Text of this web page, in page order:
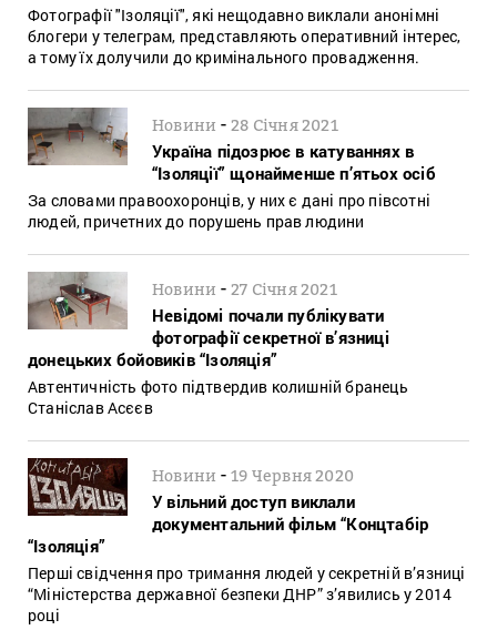
Фотографії "Ізоляції", які нещодавно виклали анонімні
блогери у телеграм, представляють оперативний інтерес,
а тому їх долучили до кримінального провадження.
Новини -28 Січня 2021
Україна підозрює в катуваннях в
“Ізоляції” щонайменше п’ятьох осіб
За словами правоохоронців, у них є дані про півсотні
людей, причетних до порушень прав людини
Новини -27 Січня 2021
Невідомі почали публікувати
фотографії секретної в’язниці
донецьких бойовиків “Ізоляція”
Автентичність фото підтвердив колишній бранець
Станіслав Асєєв
Новини -19 Червня 2020
У вільний доступ виклали
документальний фільм “Концтабір
“Ізоляція”
Перші свідчення про тримання людей у секретній в’язниці
“Міністерства державної безпеки ДНР” з’явились у 2014
році